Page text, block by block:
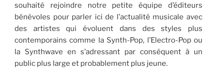
souhaité rejoindre notre petite équipe d’éditeurs
bénévoles pour parler ici de l’actualité musicale avec
des artistes qui évoluent dans des styles plus
contemporains comme la Synth-Pop, l’Electro-Pop ou
la Synthwave en s’adressant par conséquent à un
public plus large et probablement plus jeune.